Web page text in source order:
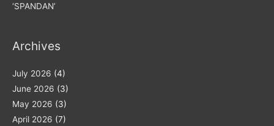
‘SPANDAN’
Archives
July 2026 (4)
June 2026 (3)
May 2026 (3)
April 2026 (7)